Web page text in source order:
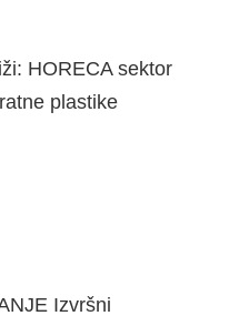
HORECA sektor
plastike
Izvršni